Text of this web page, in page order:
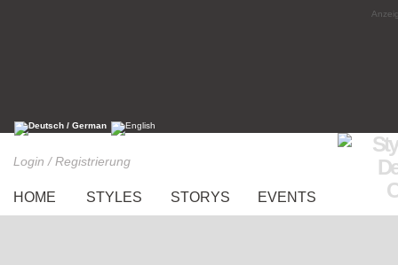
Login / Registrierung
HOME STYLES STORYS EVENTS